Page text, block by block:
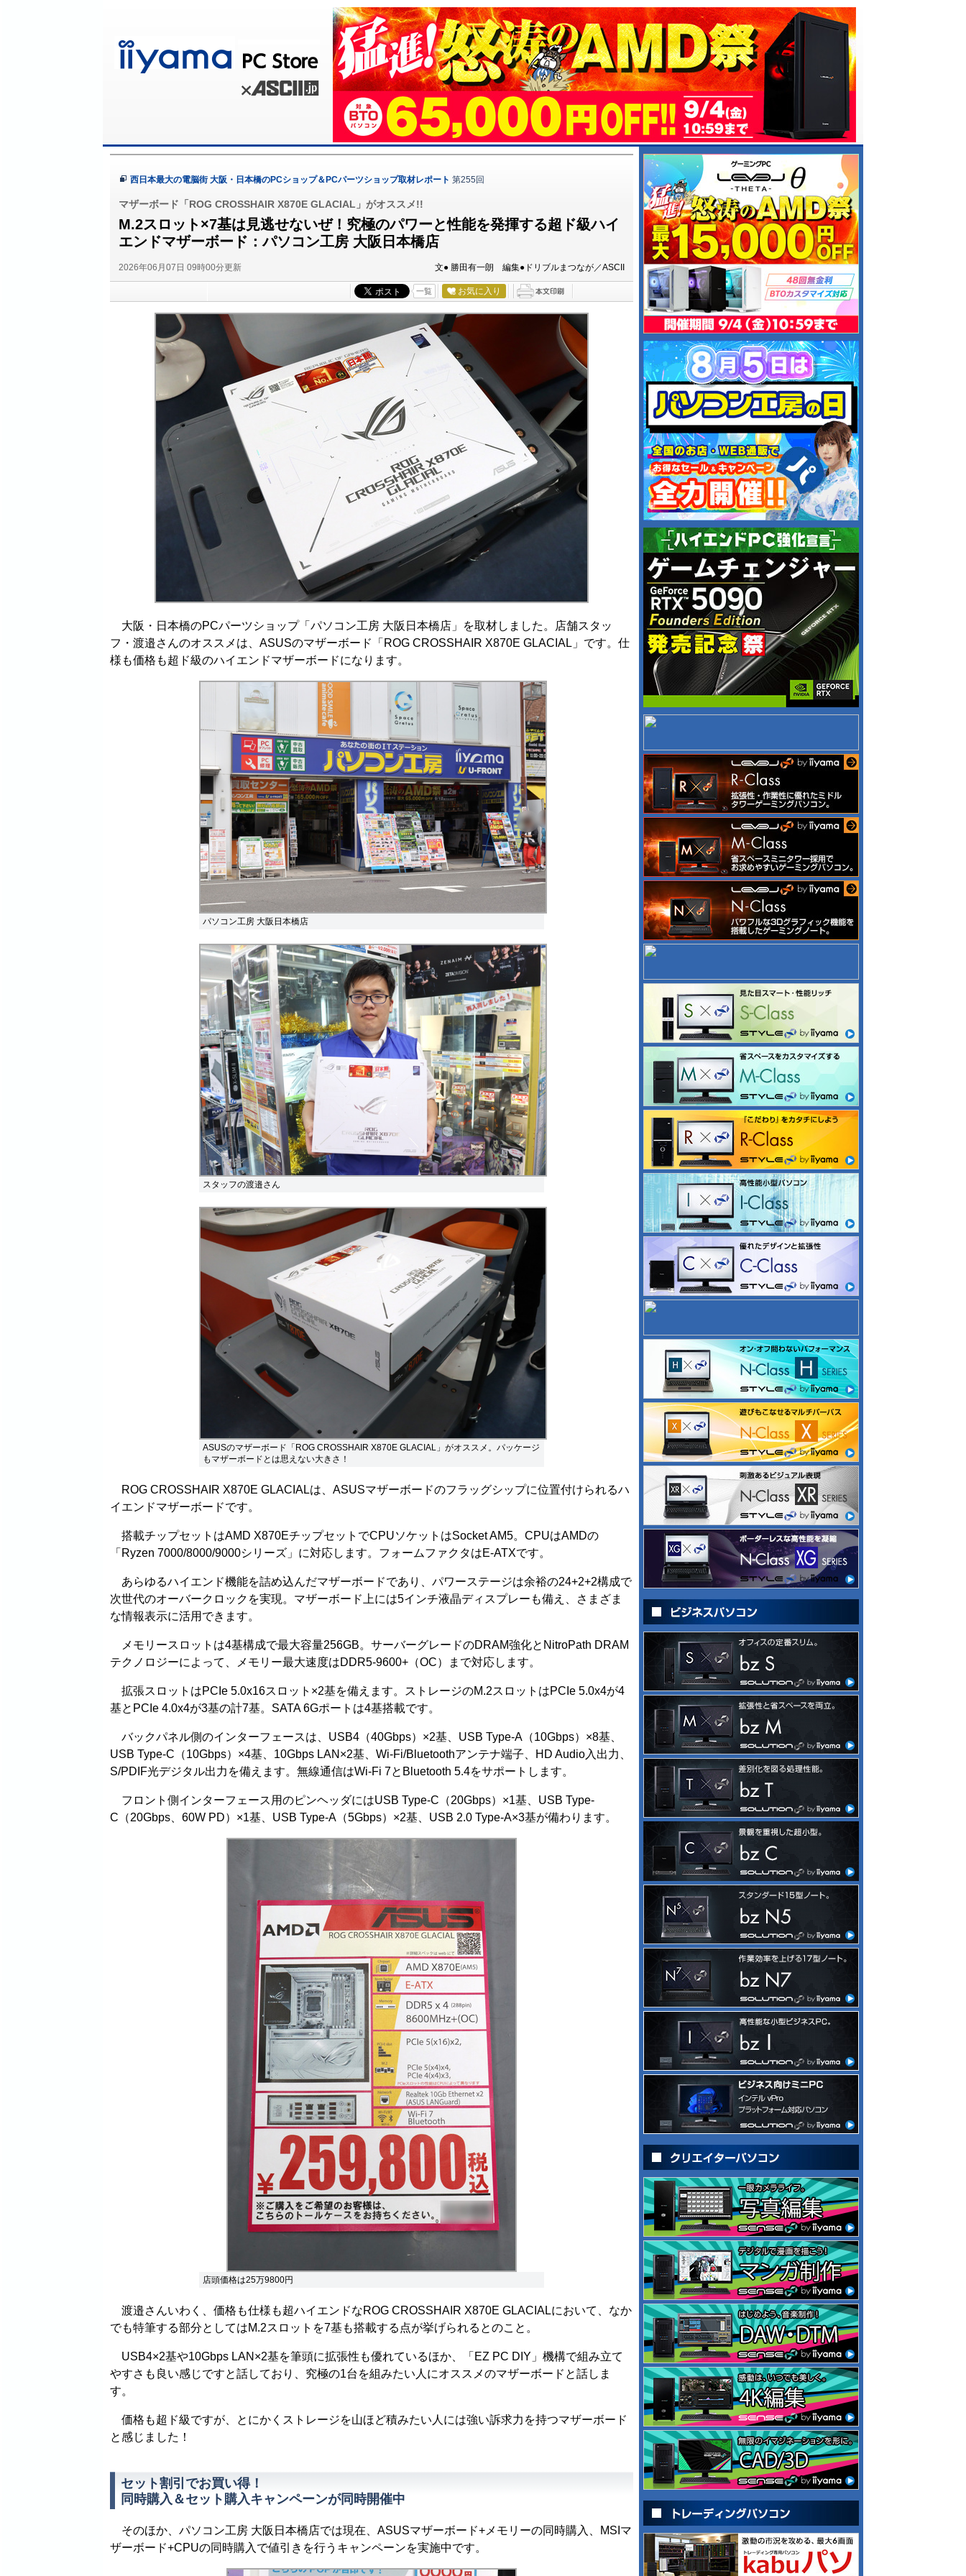
西日本最大の電脳街 大阪・日本橋のPCショップ＆PCパーツショップ取材レポート 第255回
マザーボード「ROG CROSSHAIR X870E GLACIAL」がオススメ!!
M.2スロット×7基は見逃せないぜ！究極のパワーと性能を発揮する超ド級ハイ
エンドマザーボード：パソコン工房 大阪日本橋店
2026年06月07日 09時00分更新 文● 勝田有一朗 編集●ドリブルまつなが／ASCII
一覧 お気に入り
大阪・日本橋のPCパーツショップ「パソコン工房 大阪日本橋店」を取材しました。店舗スタッ
フ・渡邉さんのオススメは、ASUSのマザーボード「ROG CROSSHAIR X870E GLACIAL」です。仕
様も価格も超ド級のハイエンドマザーボードになります。
パソコン工房 大阪日本橋店
スタッフの渡邉さん
ASUSのマザーボード「ROG CROSSHAIR X870E GLACIAL」がオススメ。パッケージ
もマザーボードとは思えない大きさ！
ROG CROSSHAIR X870E GLACIALは、ASUSマザーボードのフラッグシップに位置付けられるハ
イエンドマザーボードです。
搭載チップセットはAMD X870EチップセットでCPUソケットはSocket AM5。CPUはAMDの
「Ryzen 7000/8000/9000シリーズ」に対応します。フォームファクタはE-ATXです。
あらゆるハイエンド機能を詰め込んだマザーボードであり、パワーステージは余裕の24+2+2構成で
次世代のオーバークロックを実現。マザーボード上には5インチ液晶ディスプレーも備え、さまざま
な情報表示に活用できます。
メモリースロットは4基構成で最大容量256GB。サーバーグレードのDRAM強化とNitroPath DRAM
テクノロジーによって、メモリー最大速度はDDR5-9600+（OC）まで対応します。
拡張スロットはPCIe 5.0x16スロット×2基を備えます。ストレージのM.2スロットはPCIe 5.0x4が4
基とPCIe 4.0x4が3基の計7基。SATA 6Gポートは4基搭載です。
バックパネル側のインターフェースは、USB4（40Gbps）×2基、USB Type-A（10Gbps）×8基、
USB Type-C（10Gbps）×4基、10Gbps LAN×2基、Wi-Fi/Bluetoothアンテナ端子、HD Audio入出力、
S/PDIF光デジタル出力を備えます。無線通信はWi-Fi 7とBluetooth 5.4をサポートします。
フロント側インターフェース用のピンヘッダにはUSB Type-C（20Gbps）×1基、USB Type-
C（20Gbps、60W PD）×1基、USB Type-A（5Gbps）×2基、USB 2.0 Type-A×3基が備わります。
店頭価格は25万9800円
渡邉さんいわく、価格も仕様も超ハイエンドなROG CROSSHAIR X870E GLACIALにおいて、なか
でも特筆する部分としてはM.2スロットを7基も搭載する点が挙げられるとのこと。
USB4×2基や10Gbps LAN×2基を筆頭に拡張性も優れているほか、「EZ PC DIY」機構で組み立て
やすさも良い感じですと話しており、究極の1台を組みたい人にオススメのマザーボードと話しま
す。
価格も超ド級ですが、とにかくストレージを山ほど積みたい人には強い訴求力を持つマザーボード
と感じました！
セット割引でお買い得！
同時購入＆セット購入キャンペーンが同時開催中
そのほか、パソコン工房 大阪日本橋店では現在、ASUSマザーボード+メモリーの同時購入、MSIマ
ザーボード+CPUの同時購入で値引きを行うキャンペーンを実施中です。